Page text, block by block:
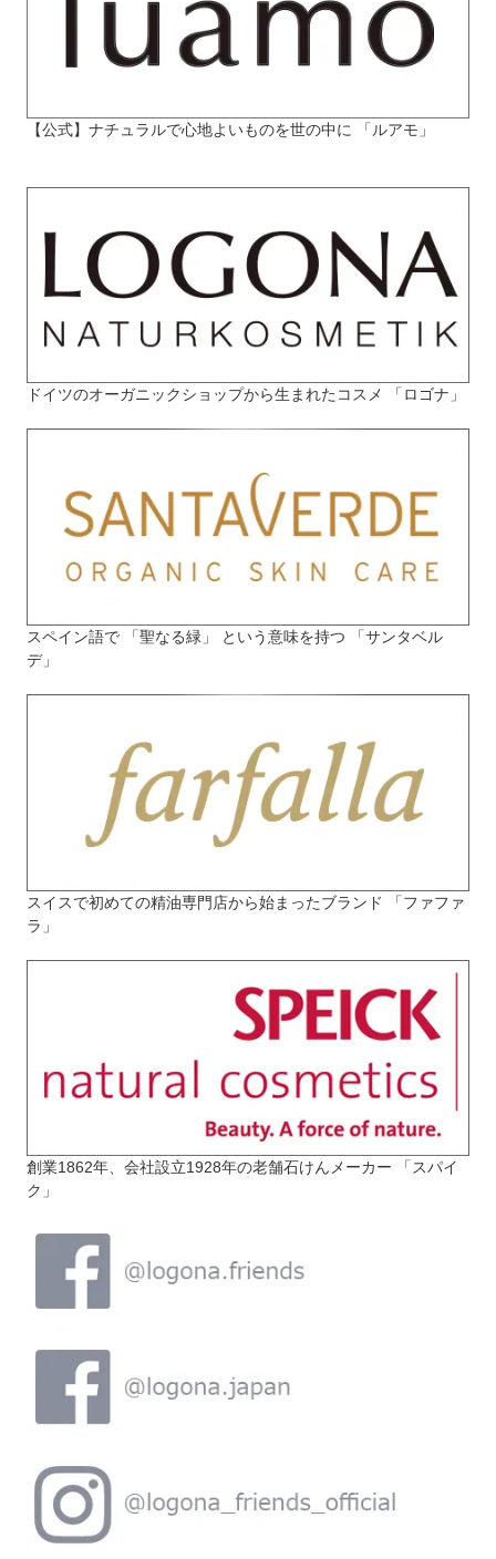
【公式】ナチュラルで心地よいものを世の中に 「ルアモ」
ドイツのオーガニックショップから生まれたコスメ 「ロゴナ」
スペイン語で 「聖なる緑」 という意味を持つ 「サンタベル
デ」
スイスで初めての精油専門店から始まったブランド 「ファファ
ラ」
創業1862年、会社設立1928年の老舗石けんメーカー 「スパイ
ク」